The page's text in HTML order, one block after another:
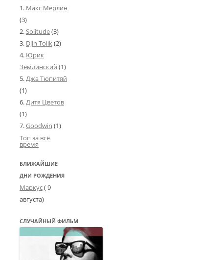
Макс Мерлин
(3)
Solitude(3)
Djin Tolik(2)
Юрик
Землинский (1)
Джа Тюпитяй
(1)
Дитя Цветов
(1)
Goodwin (1)
Топ за всё
время
БЛИЖАЙШИЕ
ДНИ РОЖДЕНИЯ
Маркус( 9
августа)
СЛУЧАЙНЫЙ ФИЛЬМ